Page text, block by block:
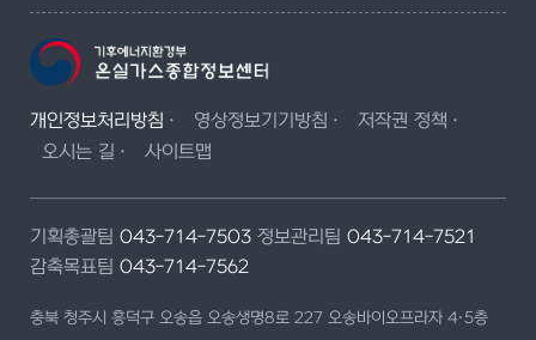
개인정보처리방침 영상정보기기방침
저작권 정책
오시는 길
사이트맵
기획총괄팀 043-714-7503 정보관리팀 043-714-7521
감축목표팀 043-714-7562
충북 청주시 흥덕구 오송읍 오송생명8로 227 오송바이오프라자 4·5층